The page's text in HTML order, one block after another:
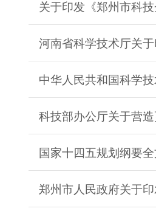
关于印发《郑州市科
河南省科学技术厅关
中华人民共和国科学
科技部办公厅关于营
国家十四五规划纲要
郑州市人民政府关于